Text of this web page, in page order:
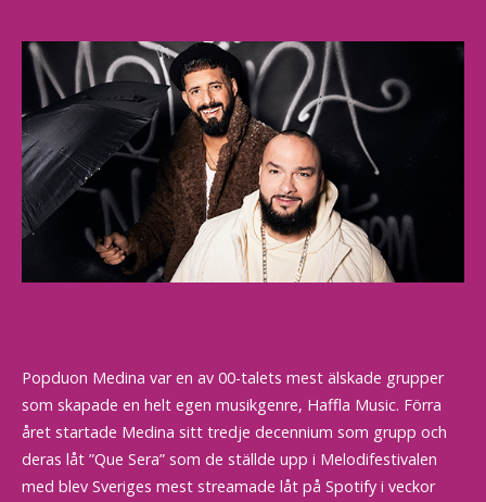
Popduon Medina var en av 00-talets mest älskade grupper
som skapade en helt egen musikgenre, Haffla Music. Förra
året startade Medina sitt tredje decennium som grupp och
deras låt ”Que Sera” som de ställde upp i Melodifestivalen
med blev Sveriges mest streamade låt på Spotify i veckor